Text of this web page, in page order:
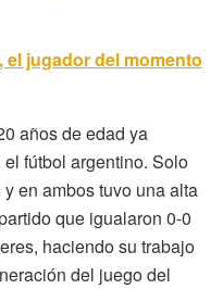
el jugador del momento
años de edad ya
fútbol argentino. Solo
en ambos tuvo una alta
que igualaron 0-0
haciendo su trabajo
del juego del